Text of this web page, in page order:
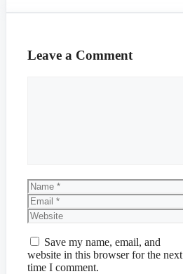
Leave a Comment
Name
Email
Website
Save my name, email, and
website in this browser for the next
time I comment.